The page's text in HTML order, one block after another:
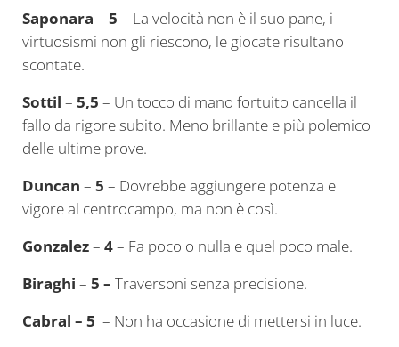
Saponara – 5 – La velocità non è il suo pane, i
virtuosismi non gli riescono, le giocate risultano
scontate.
Sottil – 5,5 – Un tocco di mano fortuito cancella il
fallo da rigore subito. Meno brillante e più polemico
delle ultime prove.
Duncan – 5 – Dovrebbe aggiungere potenza e
vigore al centrocampo, ma non è così.
Gonzalez– 4– Fa poco o nulla e quel poco male.
Biraghi – 5 – Traversoni senza precisione.
Cabral – 5 – Non ha occasione di mettersi in luce.